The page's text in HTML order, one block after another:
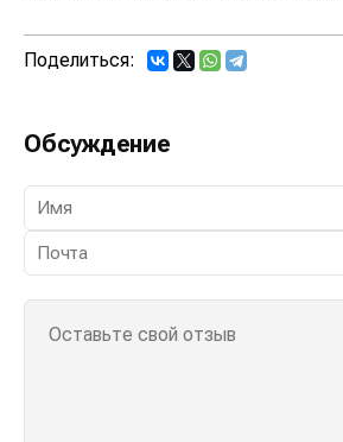
Поделиться:
Обсуждение